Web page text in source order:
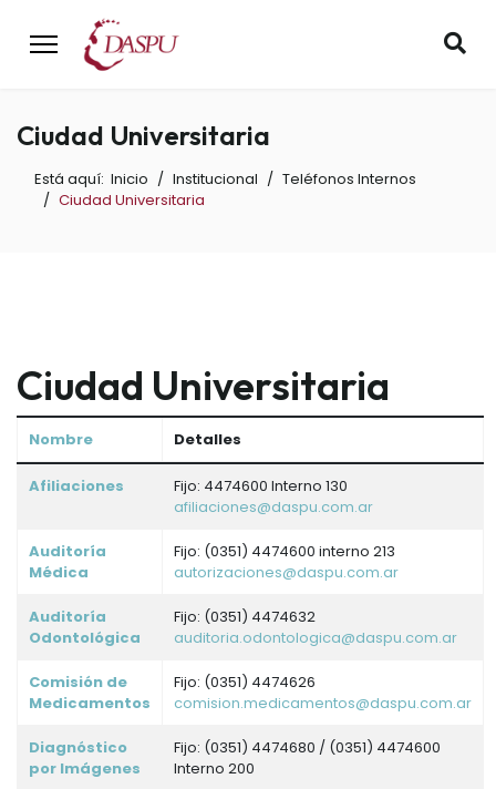
Ciudad Universitaria
Está aquí: Inicio Institucional
Teléfonos Internos
Ciudad Universitaria
Ciudad Universitaria
Contactos,
Nombre Detalles
Afiliaciones
Fijo: 4474600 Interno 130
afiliaciones@daspu.com.ar
Auditoría
Médica
Fijo: (0351) 4474600 interno 213
autorizaciones@daspu.com.ar
Auditoría
Odontológica
Fijo: (0351) 4474632
auditoria.odontologica@daspu.com.ar
Comisión de
Medicamentos
Fijo: (0351) 4474626
comision.medicamentos@daspu.com.ar
Diagnóstico
por Imágenes
Fijo: (0351) 4474680 / (0351) 4474600
Interno 200